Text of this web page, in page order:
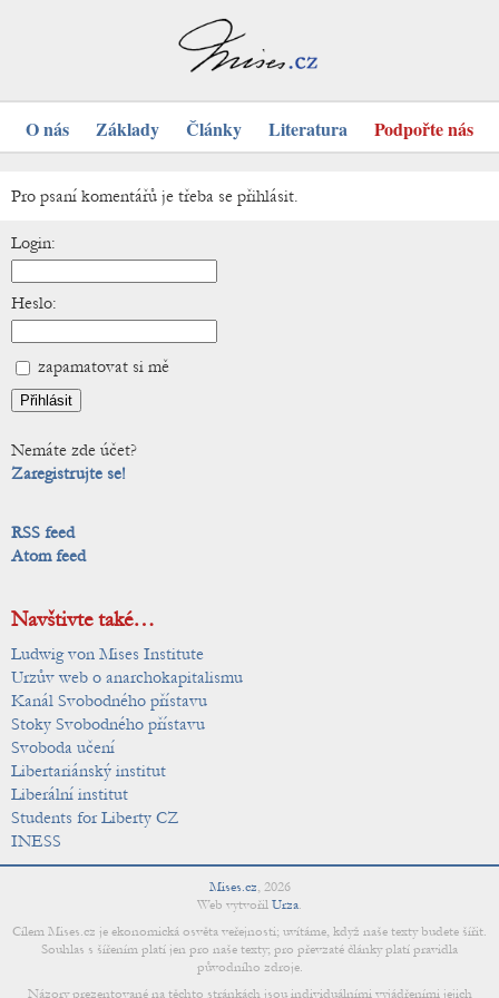
O nás Základy Články Literatura Podpořte nás
Pro psaní komentářů je třeba se přihlásit.
Login:
Heslo:
zapamatovat si mě
Nemáte zde účet?
Zaregistrujte se!
RSS feed
Atom feed
Navštivte také…
Ludwig von Mises Institute
Urzův web o anarchokapitalismu
Kanál Svobodného přístavu
Stoky Svobodného přístavu
Svoboda učení
Libertariánský institut
Liberální institut
Students for Liberty CZ
INESS
Mises.cz, 2026
Web vytvořil Urza.
Cílem Mises.cz je ekonomická osvěta veřejnosti; uvítáme, když naše texty budete šířit.
Souhlas s šířením platí jen pro naše texty; pro převzaté články platí pravidla
původního zdroje.
Názory prezentované na těchto stránkách jsou individuálními vyjádřeními jejich